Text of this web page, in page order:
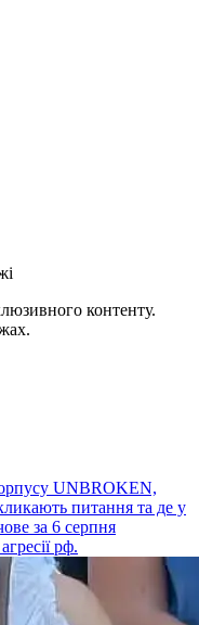
контенту.
UNBROKEN,
питання та де у
за 6 серпня
рф.